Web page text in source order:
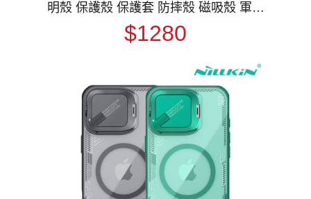
明殼 保護殼 保護套 防摔殼 磁吸殼 軍規
防摔認證 MagSafe
$1280